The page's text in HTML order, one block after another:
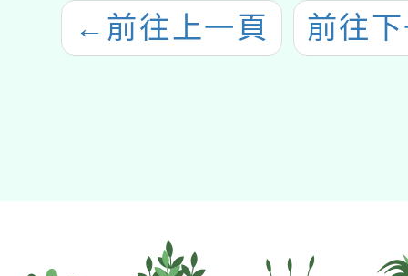
← 前往上一頁 前往